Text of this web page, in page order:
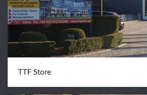
TTF Store